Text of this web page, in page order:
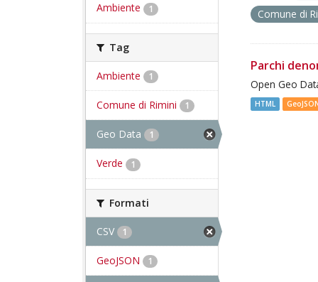
Ambiente 1
Tag
Ambiente 1
Comune di Rimini 1
Geo Data 1
Verde 1
Formati
CSV 1
GeoJSON 1
Comune di
Parchi
Open Geo
HTML